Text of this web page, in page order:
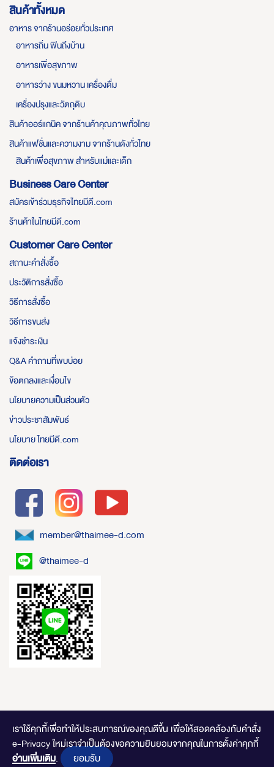
เราใช้คุกกี้เพื่อทำให้ประสบการณ์ของคุณดีขึ้น เพื่อให้สอดคล้องกับคำสั่ง
e-Privacy ใหม่เราจำเป็นต้องขอความยินยอมจากคุณในการตั้งค่าคุกกี้
อ่านเพิ่มเติม. ยอมรับ
สินค้าทั้งหมด
อาหาร จากร้านอร่อยทั่วประเทศ
อาหารถิ่น ฟินถึงบ้าน
อาหารเพื่อสุขภาพ
อาหารว่าง ขนมหวาน เครื่องดื่ม
เครื่องปรุงและวัตถุดิบ
สินค้าออร์แกนิค จากร้านค้าคุณภาพทั่วไทย
สินค้าแฟชั่นและความงาม จากร้านดังทั่วไทย
สินค้าเพื่อสุขภาพ สำหรับแม่และเด็ก
Business Care Center
สมัครเข้าร่วมธุรกิจไทยมีดี.com
ร้านค้าในไทยมีดี.com
Customer Care Center
สถานะคำสั่งซื้อ
ประวัติการสั่งซื้อ
วิธีการสั่งซื้อ
วิธีการขนส่ง
แจ้งชำระเงิน
Q&A คำถามที่พบบ่อย
ข้อตกลงและเงื่อนไข
นโยบายความเป็นส่วนตัว
ข่าวประชาสัมพันธ์
นโยบาย ไทยมีดี.com
ติดต่อเรา
member@thaimee-d.com
@thaimee-d
ไทยมีดี.com © 2020 Online Store. All Rights Reserved. DESIGNED BYCLICK